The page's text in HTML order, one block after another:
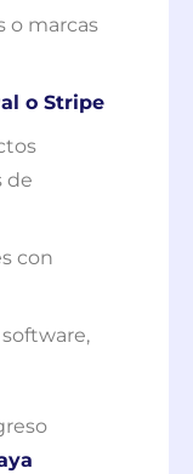
o marcas
o Stripe
de
con